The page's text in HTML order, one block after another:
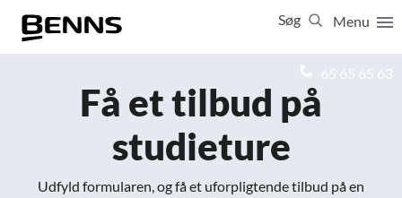
Menu
Søg
65 65 65 63
Få et tilbud på
studieture
Udfyld formularen, og få et uforpligtende tilbud på en
Luk
Vis resultater for: Alle
Firma- og temarejser
Studierejser